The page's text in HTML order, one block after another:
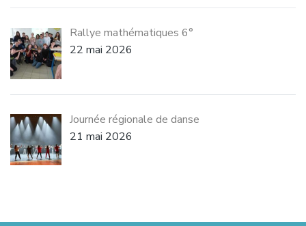
Rallye mathématiques 6°
22 mai 2026
Journée régionale de danse
21 mai 2026